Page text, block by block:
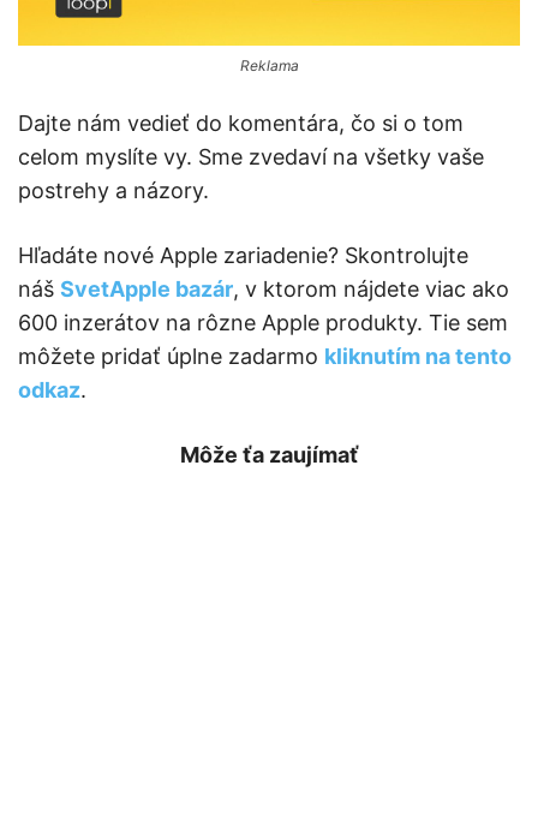
Reklama
Dajte nám vedieť do komentára, čo si o tom
celom myslíte vy. Sme zvedaví na všetky vaše
postrehy a názory.
Hľadáte nové Apple zariadenie? Skontrolujte
náš SvetApple bazár, v ktorom nájdete viac ako
600 inzerátov na rôzne Apple produkty. Tie sem
môžete pridať úplne zadarmo kliknutím na tento
odkaz.
Môže ťa zaujímať